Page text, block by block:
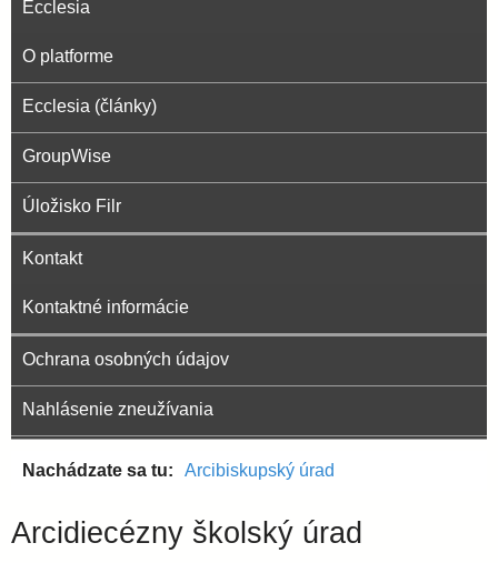
Ecclesia
O platforme
Ecclesia (články)
GroupWise
Úložisko Filr
Kontakt
Kontaktné informácie
Ochrana osobných údajov
Nahlásenie zneužívania
Nachádzate sa tu Arcibiskupský úrad
Arcidiecézny školský úrad